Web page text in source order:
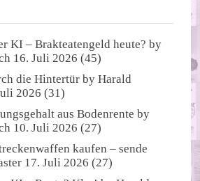
KI – Brakteatengeld heute? by
16. Juli 2026 (45)
die Hintertür byHarald
2026 (31)
aus Bodenrente by
10. Juli 2026 (27)
kaufen – sende
17. Juli 2026 (27)